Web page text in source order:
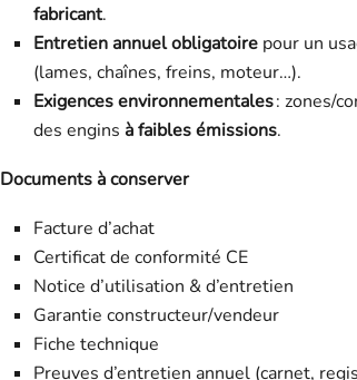
fabricant.
Entretien annuel obligatoirepour un
(lames, chaînes, freins, moteur…).
Exigences environnementales: zones/
des engins à faibles émissions.
Documents à conserver
Facture d’achat
Certificat de conformité CE
Notice d’utilisation & d’entretien
Garantie constructeur/vendeur
Fiche technique
Preuves d’entretien annuel (carnet,